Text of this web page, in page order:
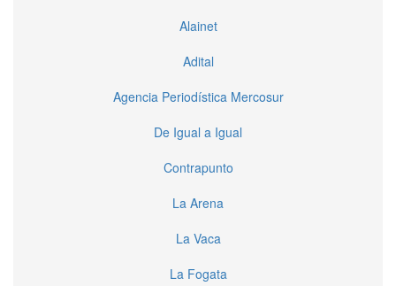
Alainet
Adital
Agencia Periodística Mercosur
De Igual a Igual
Contrapunto
La Arena
La Vaca
La Fogata